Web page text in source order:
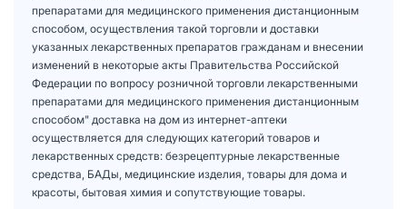
препаратами для медицинского применения дистанционным
способом, осуществления такой торговли и доставки
указанных лекарственных препаратов гражданам и внесении
изменений в некоторые акты Правительства Российской
Федерации по вопросу розничной торговли лекарственными
препаратами для медицинского применения дистанционным
способом" доставка на дом из интернет-аптеки
осуществляется для следующих категорий товаров и
лекарственных средств: безрецептурные лекарственные
средства, БАДы, медицинские изделия, товары для дома и
красоты, бытовая химия и сопутствующие товары.